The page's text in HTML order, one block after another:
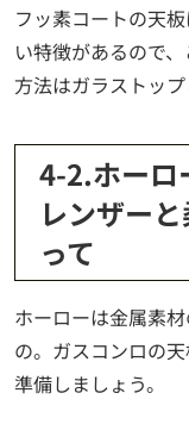
フッ素コートの天
い特徴があるので
方法はガラストップ
4-2.ホーロ
レンザー
って
ホーローは金属素
の。ガスコンロの
準備しましょう。